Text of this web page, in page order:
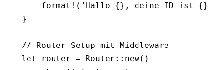
    format!
( "Hallo {}, deine ID ist {}"
}
// Router-Setup mit Middleware
let
router = Router :: new()